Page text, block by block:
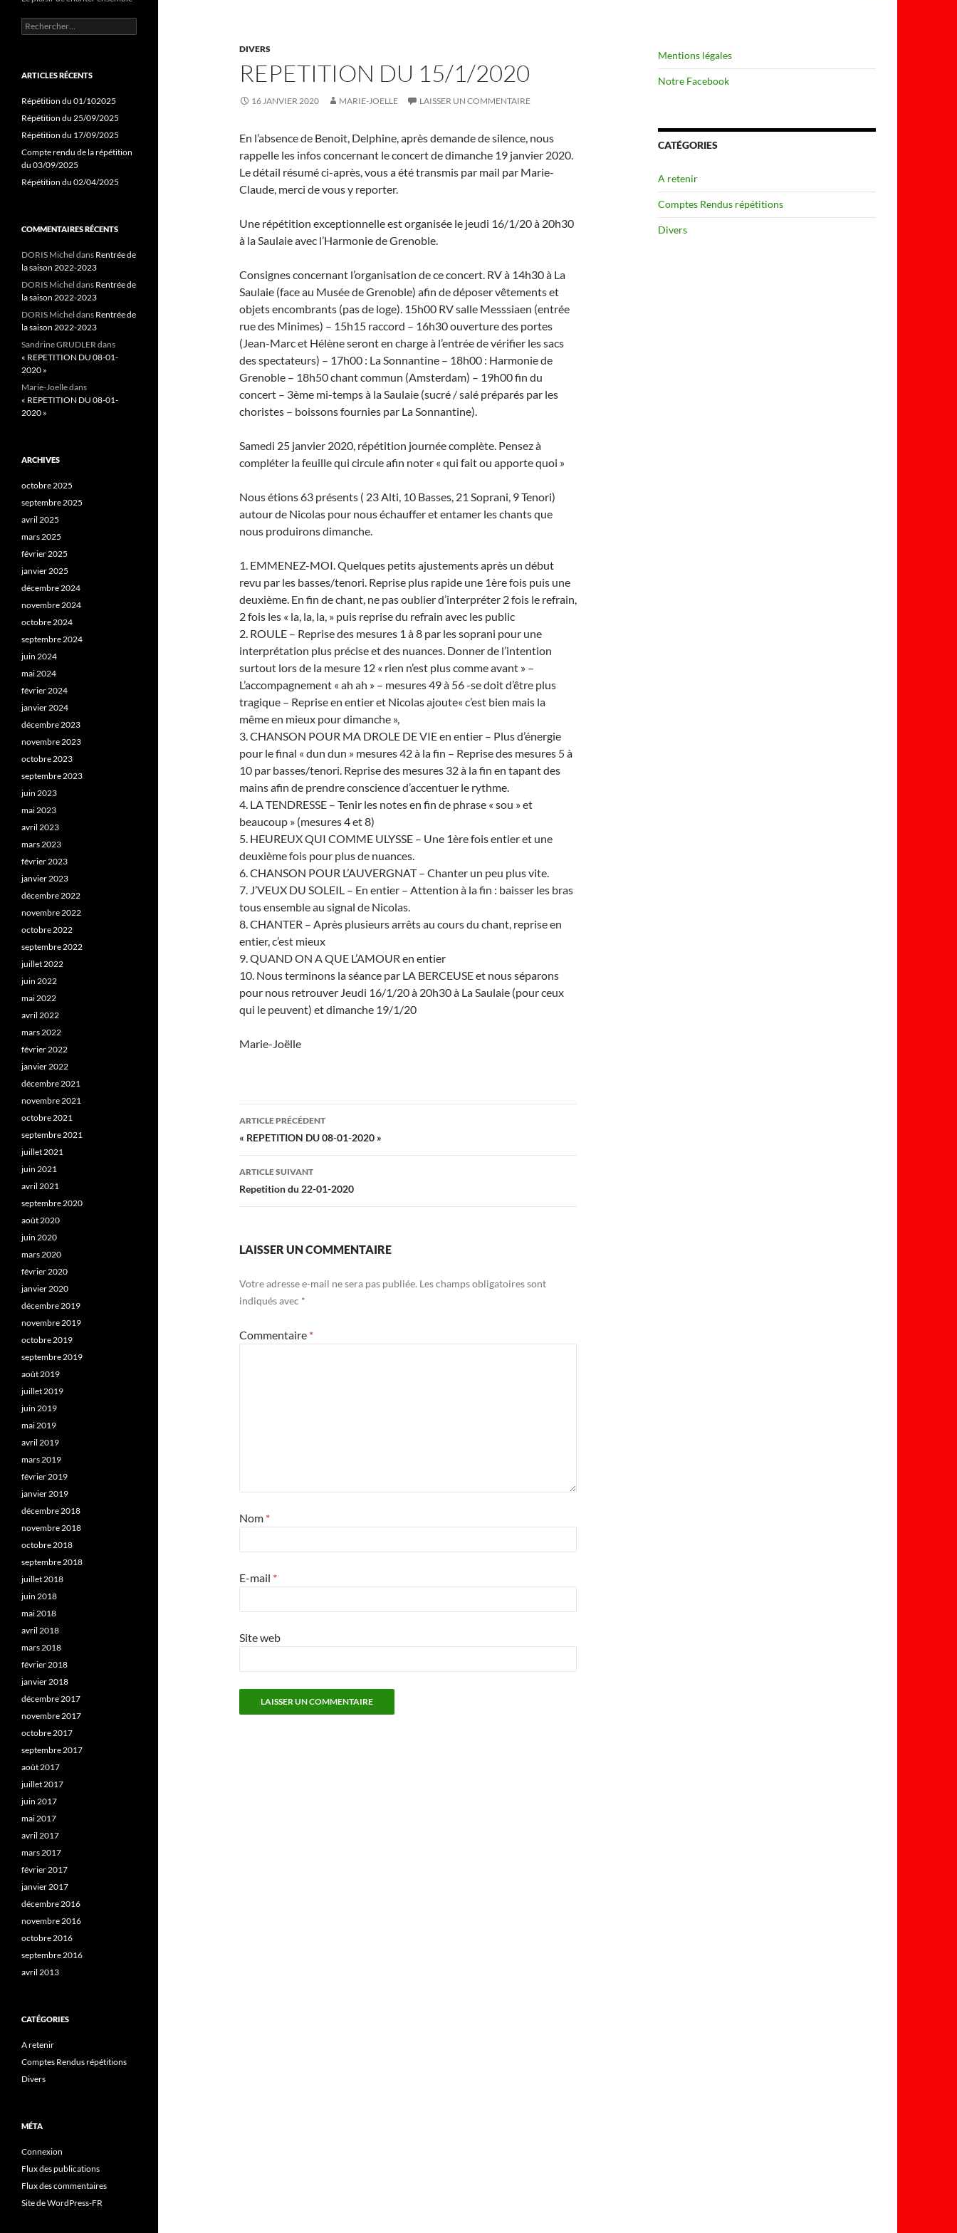
DIVERS
REPETITION DU 15/1/2020
16 JANVIER 2020 MARIE-JOELLE LAISSER UN COMMENTAIRE
En l’absence de Benoit, Delphine, après demande de silence, nous
rappelle les infos concernant le concert de dimanche 19 janvier 2020.
Le détail résumé ci-après, vous a été transmis par mail par Marie-
Claude, merci de vous y reporter.
Une répétition exceptionnelle est organisée le jeudi 16/1/20 à 20h30
à la Saulaie avec l’Harmonie de Grenoble.
Consignes concernant l’organisation de ce concert. RV à 14h30 à La
Saulaie (face au Musée de Grenoble) afin de déposer vêtements et
objets encombrants (pas de loge). 15h00 RV salle Messsiaen (entrée
rue des Minimes) – 15h15 raccord – 16h30 ouverture des portes
(Jean-Marc et Hélène seront en charge à l’entrée de vérifier les sacs
des spectateurs) – 17h00 : La Sonnantine – 18h00 : Harmonie de
Grenoble – 18h50 chant commun (Amsterdam) – 19h00 fin du
concert – 3ème mi-temps à la Saulaie (sucré / salé préparés par les
choristes – boissons fournies par La Sonnantine).
Samedi 25 janvier 2020, répétition journée complète. Pensez à
compléter la feuille qui circule afin noter « qui fait ou apporte quoi »
Nous étions 63 présents ( 23 Alti, 10 Basses, 21 Soprani, 9 Tenori)
autour de Nicolas pour nous échauffer et entamer les chants que
nous produirons dimanche.
1. EMMENEZ-MOI. Quelques petits ajustements après un début
revu par les basses/tenori. Reprise plus rapide une 1ère fois puis une
deuxième. En fin de chant, ne pas oublier d’interpréter 2 fois le refrain,
2 fois les « la, la, la, » puis reprise du refrain avec les public
2. ROULE – Reprise des mesures 1 à 8 par les soprani pour une
interprétation plus précise et des nuances. Donner de l’intention
surtout lors de la mesure 12 « rien n’est plus comme avant » –
L’accompagnement « ah ah » – mesures 49 à 56 -se doit d’être plus
tragique – Reprise en entier et Nicolas ajoute« c’est bien mais la
même en mieux pour dimanche »,
3. CHANSON POUR MA DROLE DE VIE en entier – Plus d’énergie
pour le final « dun dun » mesures 42 à la fin – Reprise des mesures 5 à
10 par basses/tenori. Reprise des mesures 32 à la fin en tapant des
mains afin de prendre conscience d’accentuer le rythme.
4. LA TENDRESSE – Tenir les notes en fin de phrase « sou » et
beaucoup » (mesures 4 et 8)
5. HEUREUX QUI COMME ULYSSE – Une 1ère fois entier et une
deuxième fois pour plus de nuances.
6. CHANSON POUR L’AUVERGNAT – Chanter un peu plus vite.
7. J’VEUX DU SOLEIL – En entier – Attention à la fin : baisser les bras
tous ensemble au signal de Nicolas.
8. CHANTER – Après plusieurs arrêts au cours du chant, reprise en
entier, c’est mieux
9. QUAND ON A QUE L’AMOUR en entier
10. Nous terminons la séance par LA BERCEUSE et nous séparons
pour nous retrouver Jeudi 16/1/20 à 20h30 à La Saulaie (pour ceux
qui le peuvent) et dimanche 19/1/20
Marie-Joëlle
Navigation
des
articles
ARTICLE PRÉCÉDENT
« REPETITION DU 08-01-2020 »
ARTICLE SUIVANT
Repetition du 22-01-2020
LAISSER UN COMMENTAIRE
Votre adresse e-mail ne sera pas publiée. Les champs obligatoires sont
indiqués avec *
Commentaire *
Nom *
E-mail *
Site web
Mentions légales
Notre Facebook
CATÉGORIES
A retenir
Comptes Rendus répétitions
Divers
Rechercher :
ARTICLES RÉCENTS
Répétition du 01/102025
Répétition du 25/09/2025
Répétition du 17/09/2025
Compte rendu de la répétition
du 03/09/2025
Répétition du 02/04/2025
COMMENTAIRES RÉCENTS
DORIS Michel dans Rentrée de
la saison 2022-2023
DORIS Michel dans Rentrée de
la saison 2022-2023
DORIS Michel dans Rentrée de
la saison 2022-2023
Sandrine GRUDLERdans
« REPETITION DU 08-01-
2020 »
Marie-Joelledans
« REPETITION DU 08-01-
2020 »
ARCHIVES
octobre 2025
septembre 2025
avril 2025
mars 2025
février 2025
janvier 2025
décembre 2024
novembre 2024
octobre 2024
septembre 2024
juin 2024
mai 2024
février 2024
janvier 2024
décembre 2023
novembre 2023
octobre 2023
septembre 2023
juin 2023
mai 2023
avril 2023
mars 2023
février 2023
janvier 2023
décembre 2022
novembre 2022
octobre 2022
septembre 2022
juillet 2022
juin 2022
mai 2022
avril 2022
mars 2022
février 2022
janvier 2022
décembre 2021
novembre 2021
octobre 2021
septembre 2021
juillet 2021
juin 2021
avril 2021
septembre 2020
août 2020
juin 2020
mars 2020
février 2020
janvier 2020
décembre 2019
novembre 2019
octobre 2019
septembre 2019
août 2019
juillet 2019
juin 2019
mai 2019
avril 2019
mars 2019
février 2019
janvier 2019
décembre 2018
novembre 2018
octobre 2018
septembre 2018
juillet 2018
juin 2018
mai 2018
avril 2018
mars 2018
février 2018
janvier 2018
décembre 2017
novembre 2017
octobre 2017
septembre 2017
août 2017
juillet 2017
juin 2017
mai 2017
avril 2017
mars 2017
février 2017
janvier 2017
décembre 2016
novembre 2016
octobre 2016
septembre 2016
avril 2013
CATÉGORIES
A retenir
Comptes Rendus répétitions
Divers
MÉTA
Connexion
Flux des publications
Flux des commentaires
Site de WordPress-FR